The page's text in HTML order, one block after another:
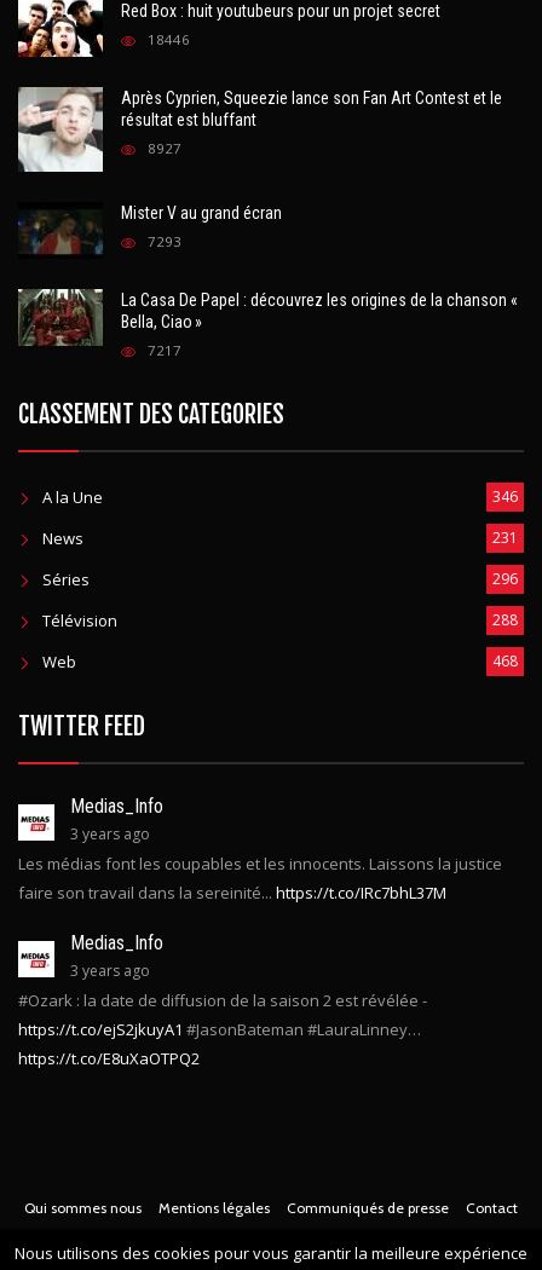
Red Box : huit youtubeurs pour un projet secret
18446
Après Cyprien, Squeezie lance son Fan Art Contest et le
résultat est bluffant
8927
Mister V au grand écran
7293
La Casa De Papel : découvrez les origines de la chanson «
Bella, Ciao »
7217
CLASSEMENT DES CATEGORIES
A la Une 346
News 231
Séries 296
Télévision 288
Web 468
TWITTER FEED
Medias_Info
3 years ago
Les médias font les coupables et les innocents. Laissons la justice
faire son travail dans la sereinité... https://t.co/IRc7bhL37M
Medias_Info
3 years ago
#Ozark : la date de diffusion de la saison 2 est révélée -
https://t.co/ejS2jkuyA1 #JasonBateman #LauraLinney…
https://t.co/E8uXaOTPQ2
Qui sommes nous Mentions légales Communiqués de presse Contact
Nous utilisons des cookies pour vous garantir la meilleure expérience